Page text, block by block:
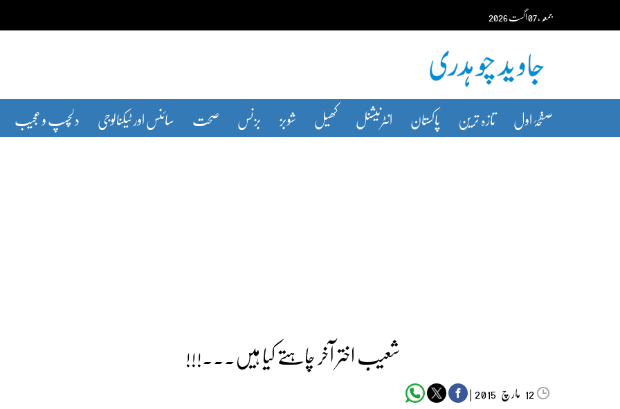
content جمعہ‬‮،07اگست‬‮2026
صفحۂ اول تازہ ترین پاکستان انٹرنیشنل کھیل شوبز بزنس صحت سائنس اور ٹیکنالوجی دلچسپ و عجیب
شعیب اختر آخر چاہتے کیا ہیں۔۔۔!!!
12 مارچ‬‮ |